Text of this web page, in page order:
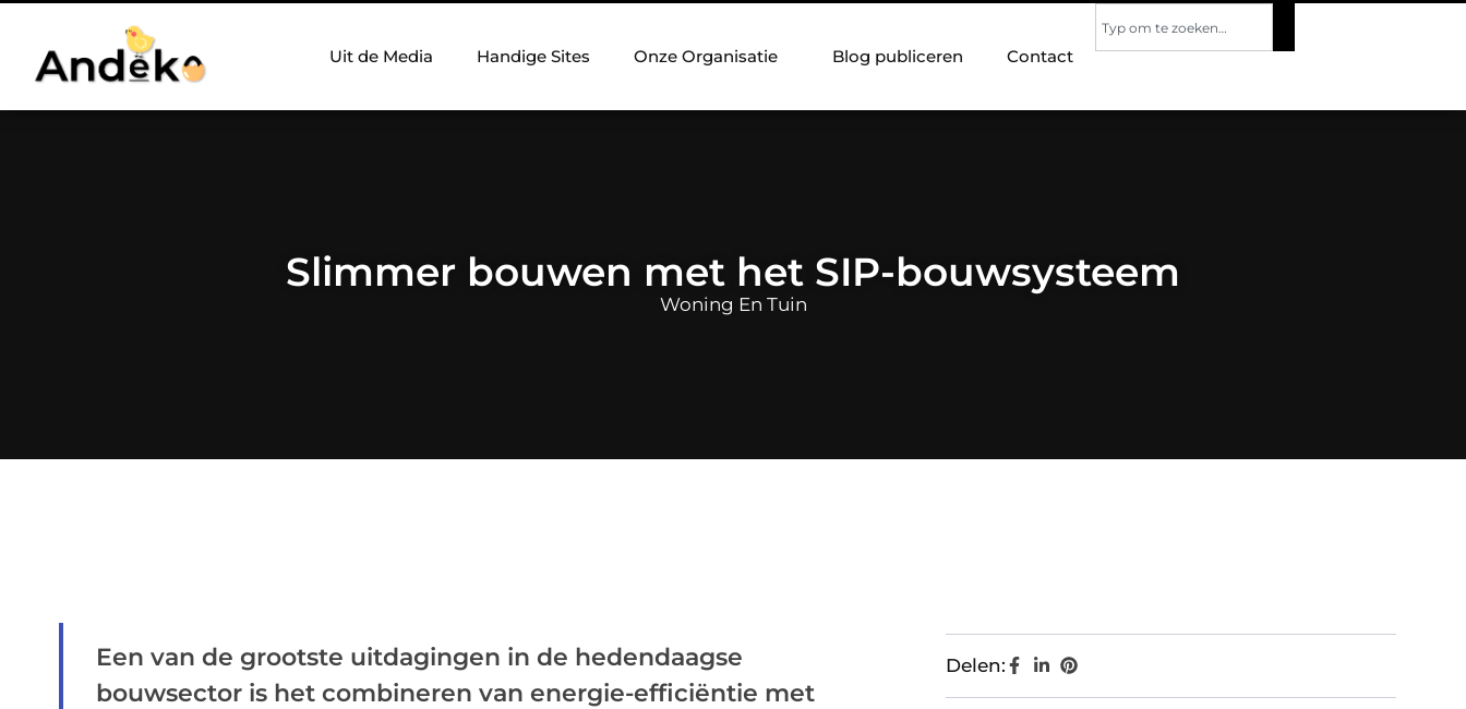
Uit de Media Handige Sites Onze Organisatie Blog publiceren Contact
Slimmer bouwen met het SIP-bouwsysteem
Woning En Tuin
Een van de grootste uitdagingen in de hedendaagse
bouwsector is het combineren van energie-efficiëntie met
Delen: